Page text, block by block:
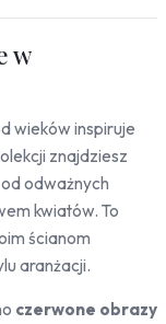
w
wieków inspiruje
znajdziesz
odważnych
kwiatów. To
ścianom
aranżacji.
czerwone obrazy